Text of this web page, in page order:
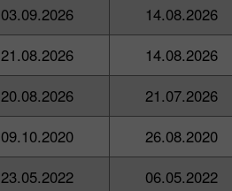
03.09.2026 14.08.2026
21.08.2026 14.08.2026
20.08.2026 21.07.2026
09.10.2020 26.08.2020
23.05.2022 06.05.2022